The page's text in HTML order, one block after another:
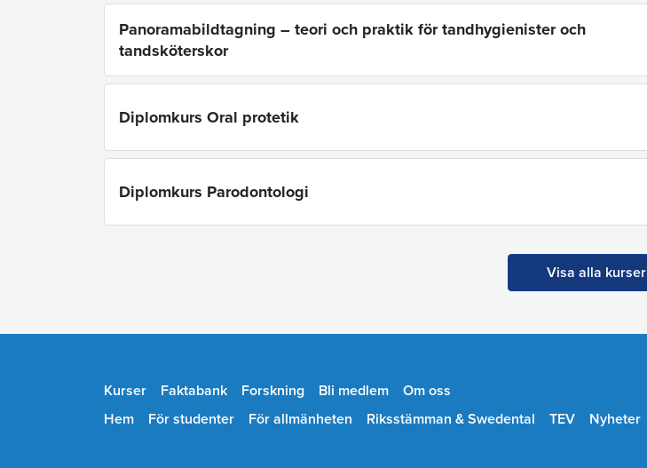
Panoramabildtagning – teori och praktik för tandhygienister och
tandsköterskor
Diplomkurs Oral protetik
Diplomkurs Parodontologi
Visa alla kurser
Kurser Faktabank Forskning Bli medlem
Om oss
Hem
För studenter För allmänheten Riksstämman & Swedental TEV Nyheter